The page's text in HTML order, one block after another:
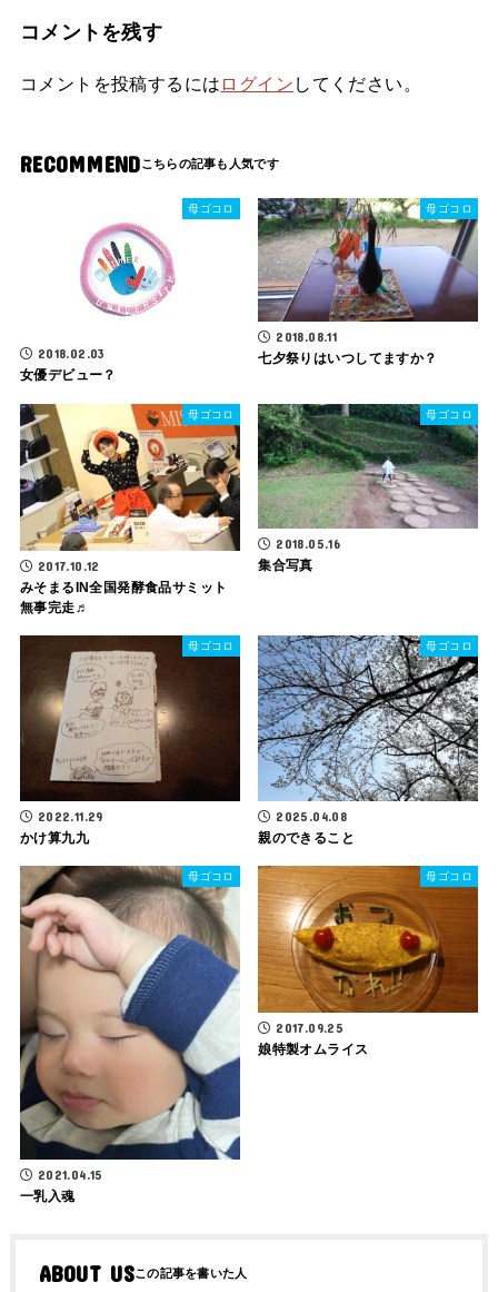
コメントを残す
コメントを投稿するには ログイン してください。
RECOMMEND
母ゴコロ
2018.02.03
女優デビュー？
母ゴコロ
2018.08.11
七夕祭りはいつしてますか？
母ゴコロ
2017.10.12
みそまるIN全国発酵食品サミット
無事完走♬
母ゴコロ
2018.05.16
集合写真
母ゴコロ
2022.11.29
かけ算九九
母ゴコロ
2025.04.08
親のできること
母ゴコロ
2021.04.15
一乳入魂
母ゴコロ
2017.09.25
娘特製オムライス
ABOUT US